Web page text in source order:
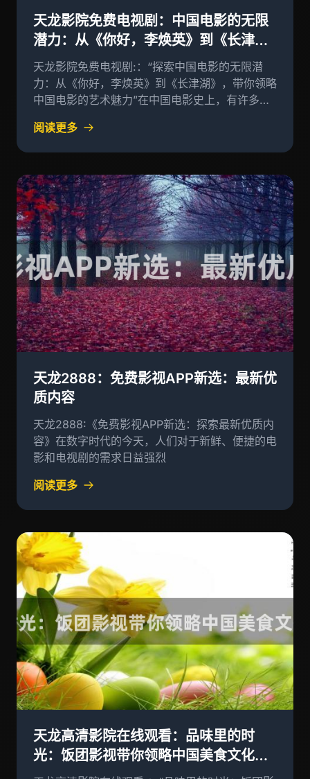
天龙影院免费电视剧：中国电影的无限
潜力：从《你好，李焕英》到《长津
湖》，带你领略中国电影的艺术魅力
天龙影院免费电视剧:：“探索中国电影的无限潜
力：从《你好，李焕英》到《长津湖》，带你领略
中国电影的艺术魅力”在中国电影史上，有许多经
湖》这样的大片，它们以独特的艺术风格和深邃的
人文内涵，吸引了无数观众
阅读更多
天龙2888：免费影视APP新选：最新优
质内容
天龙2888:《免费影视APP新选：探索最新优质内
容》在数字时代的今天，人们对于新鲜、便捷的电
影和电视剧的需求日益强烈
阅读更多
天龙高清影院在线观看：品味里的时
光：饭团影视带你领略中国美食文化的
新风貌